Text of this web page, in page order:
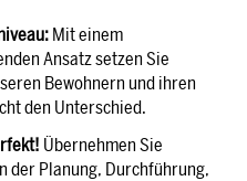
Mit einem
Ansatz setzen Sie
Bewohnern und ihren
den Unterschied.
Übernehmen Sie
der Planung, Durchführung,